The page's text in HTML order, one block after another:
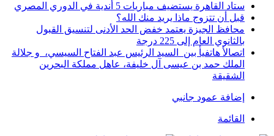
ستاد القاهرة يستضيف مباريات 5 أندية في الدوري المصري
قبل أن تتزوج ماذا يريد منك الله؟
محافظ الجيزة يعتمد خفض الحد الأدنى لتنسيق القبول
بالثانوي العام إلى 225 درجة
اتصالأ هاتفيأ بين السيد الرئيس عبد الفتاح السيسي، و جلالة
الملك حمد بن عيسى آل خليفة، عاهل مملكة البحرين
الشقيقة
إضافة عمود جانبي
القائمة